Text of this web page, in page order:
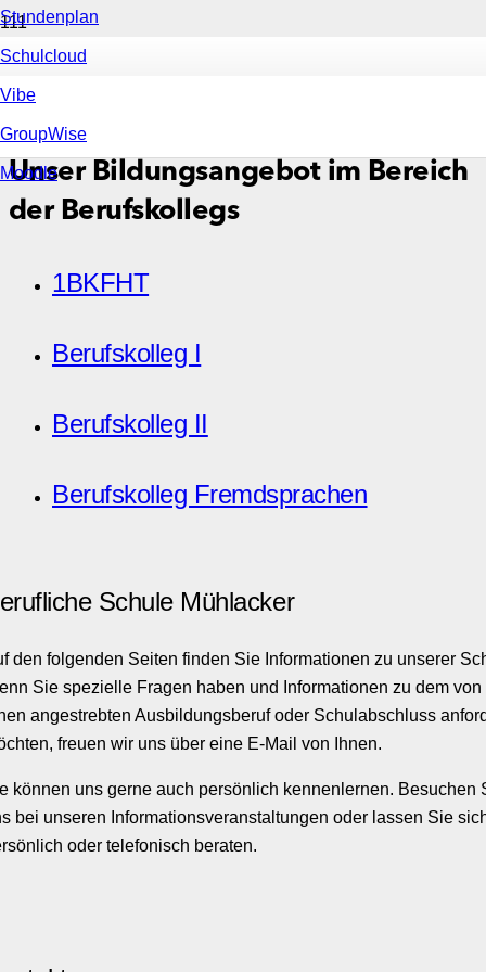
Stundenplan
Schulcloud
Vibe
GroupWise
Moodle
Unser Bildungsangebot im Bereich
der Berufskollegs
1BKFHT
Berufskolleg I
Berufskolleg II
Berufskolleg Fremdsprachen
Schule Mühlacker
den folgenden Seiten finden Sie Informationen zu unserer
Sie spezielle Fragen haben und Informationen zu dem von
angestrebten Ausbildungsberuf oder Schulabschluss
freuen wir uns über eine E-Mail von Ihnen.
können uns gerne auch persönlich kennenlernen. Besuchen
bei unseren Informationsveranstaltungen oder lassen Sie
oder telefonisch beraten.